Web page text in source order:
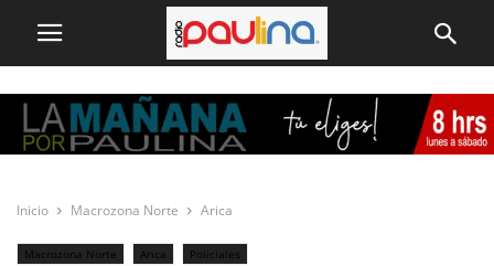
Inicio Macrozona Norte Arica
Macrozona Norte Arica Policiales